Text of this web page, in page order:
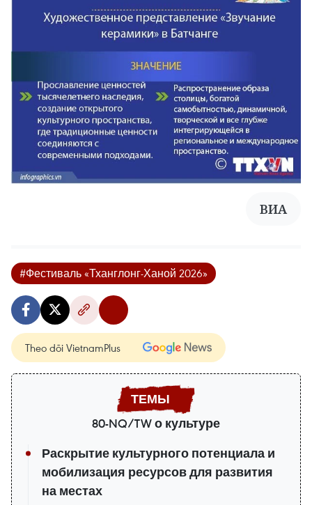
ВИА
#Фестиваль «Тханглонг-Ханой 2026»
Theo dõi VietnamPlus
80-NQ/TW о культуре
Раскрытие культурного потенциала и
мобилизация ресурсов для развития
на местах